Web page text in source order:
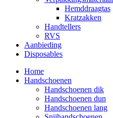
Hemddraagtas
Kratzakken
Handtellers
RVS
Aanbieding
Disposables
Home
Handschoenen
Handschoenen dik
Handschoenen dun
Handschoenen lang